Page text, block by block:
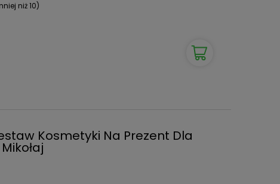
niż 10)
Kosmetyki Na Prezent Dla